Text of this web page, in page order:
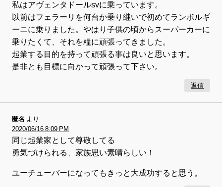
私はアヴェンタドールsvに乗っています。
以前はフェラーリを何台か乗り継いで初めてランボルギ
ーニに乗りました。やはり子供の頃からスーパーカーに
乗りたくて、それを糧に頑張ってきました。
起業する目的を持って頑張る事は良いと思います。
是非とも目標に向かって頑張って下さい。
返信
匿名 より:
2020/06/16 8:09 PM
同じ起業家として尊敬してる
勇気づけられる、家族思い素晴らしい！
ユーチューバーになってもきっと大成功すると思う。